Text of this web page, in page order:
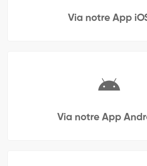
Via notre App
Via notre App